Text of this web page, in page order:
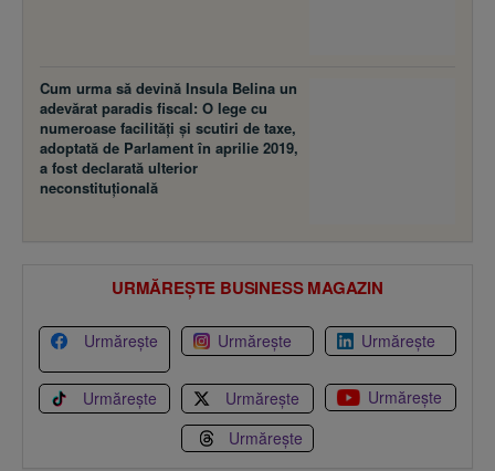
Cum urma să devină Insula Belina un
adevărat paradis fiscal: O lege cu
numeroase facilităţi şi scutiri de taxe,
adoptată de Parlament în aprilie 2019,
a fost declarată ulterior
neconstituţională
URMĂREȘTE BUSINESS MAGAZIN
Urmărește Urmărește Urmărește
Urmărește Urmărește
Urmărește
Urmărește